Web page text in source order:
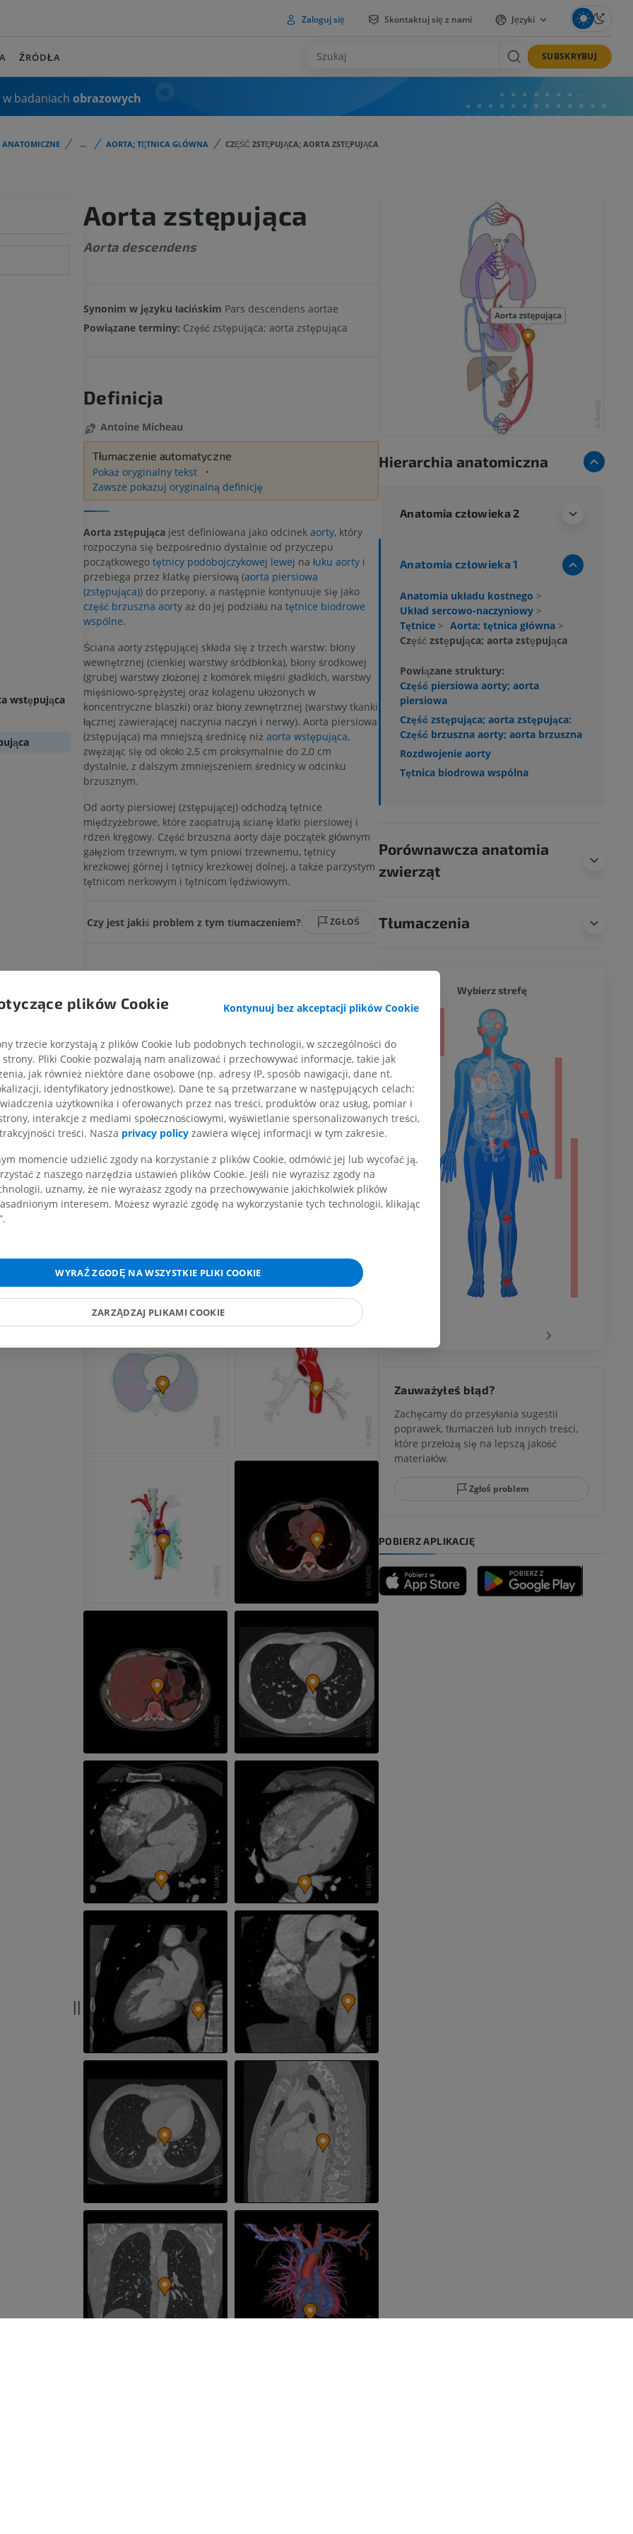
Zaloguj się Skontaktuj się z nami Języki
ŹRÓDŁA SUBSKRYBUJ
badaniach obrazowych
ANATOMICZNE ... AORTA; TĘTNICA GŁÓWNA CZĘŚĆ ZSTĘPUJĄCA; AORTA ZSTĘPUJĄCA
wstępująca
Aorta zstępująca
Aorta descendens
Synonim w języku łacińskim Pars descendens aortae
Powiązane terminy: Część zstępująca; aorta zstępująca
Definicja
Antoine Micheau
Tłumaczenie automatyczne
Pokaż oryginalny tekst
Zawsze pokazuj oryginalną definicję
Aorta zstępującajest definiowana jako odcinek aorty, który
rozpoczyna się bezpośrednio dystalnie od przyczepu
początkowego tętnicy podobojczykowej lewej na łuku aortyi
przebiega przez klatkę piersiową (aorta piersiowa
(zstępująca)) do przepony, a następnie kontynuuje się jako
część brzuszna aortyaż do jej podziału na tętnice biodrowe
wspólne.
Ściana aorty zstępującej składa się z trzech warstw: błony
wewnętrznej (cienkiej warstwy śródbłonka), błony środkowej
(grubej warstwy złożonej z komórek mięśni gładkich, warstwy
mięśniowo-sprężystej oraz kolagenu ułożonych w
koncentryczne blaszki) oraz błony zewnętrznej (warstwy tkanki
łącznej zawierającej naczynia naczyń i nerwy). Aorta piersiowa
(zstępująca) ma mniejszą średnicę niż aorta wstępująca,
zwężając się od około 2,5 cm proksymalnie do 2,0 cm
dystalnie, z dalszym zmniejszeniem średnicy w odcinku
brzusznym.
Od aorty piersiowej (zstępującej) odchodzą tętnice
międzyżebrowe, które zaopatrują ścianę klatki piersiowej i
rdzeń kręgowy. Część brzuszna aorty daje początek głównym
gałęziom trzewnym, w tym pniowi trzewnemu, tętnicy
krezkowej górnej i tętnicy krezkowej dolnej, a także parzystym
tętnicom nerkowym i tętnicom lędźwiowym.
Czy jest jakiś problem z tym tłumaczeniem? ZGŁOŚ
Hierarchia anatomiczna
Anatomia człowieka 2
Anatomia człowieka 1
Anatomia układu kostnego >
Układ sercowo-naczyniowy >
Tętnice > Aorta; tętnica główna >
Część zstępująca; aorta zstępująca
Powiązane struktury:
Część piersiowa aorty; aorta
piersiowa
Część zstępująca; aorta zstępująca:
Część brzuszna aorty; aorta brzuszna
Rozdwojenie aorty
Tętnica biodrowa wspólna
Porównawcza anatomia
zwierząt
Tłumaczenia
RM
PREMIUM
RM obojczyka
RM
PREMIUM
RM nadgarstka
RM
PREMIUM
RM dłoni
RM
RTG kończyny górnej
Arteriografia kończyny
Projekt Obrazowanie
PREMIUM
Ilustracje
PREMIUM
RTG kończyny dolnej
Radiografia
ZA DARMO
RM kończyny dolnej
RM
PREMIUM
Obraz MRI stawu
RM
PREMIUM
Artrografia TK kolana
Artrogram TK
RM
RM przodostopia
RM
PREMIUM
Obraz CTA kończyny dolnej
PREMIUM
Tętnice i kości nogi
TK
ZA DARMO
Arteriografia kończyny
dolnej
Wybierz strefę
›
Zauważyłeś błąd?
Zachęcamy do przesyłania sugestii
poprawek, tłumaczeń lub innych treści,
które przełożą się na lepszą jakość
materiałów.
Zgłoś problem
POBIERZ APLIKACJĘ
plików Cookie Kontynuuj bez akceptacji plików Cookie
trzecie korzystają z plików Cookie lub podobnych technologii, w szczególności do
Pliki Cookie pozwalają nam analizować i przechowywać informacje, takie jak
jak również niektóre dane osobowe (np. adresy IP, sposób nawigacji, dane nt.
identyfikatory jednostkowe). Dane te są przetwarzane w następujących celach:
użytkownika i oferowanych przez nas treści, produktów oraz usług, pomiar i
interakcje z mediami społecznościowymi, wyświetlanie spersonalizowanych treści,
treści. Nasza privacy policy zawiera więcej informacji w tym zakresie.
momencie udzielić zgody na korzystanie z plików Cookie, odmówić jej lub wycofać ją.
z naszego narzędzia ustawień plików Cookie. Jeśli nie wyrazisz zgody na
uznamy, że nie wyrażasz zgody na przechowywanie jakichkolwiek plików
interesem. Możesz wyrazić zgodę na wykorzystanie tych technologii, klikając
WYRAŹ ZGODĘ NA WSZYSTKIE PLIKI COOKIE
ZARZĄDZAJ PLIKAMI COOKIE